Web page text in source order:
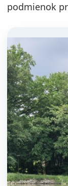
podmienok